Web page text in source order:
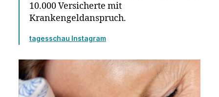
10.000 Versicherte mit
Krankengeldanspruch.
tagesschau Instagram